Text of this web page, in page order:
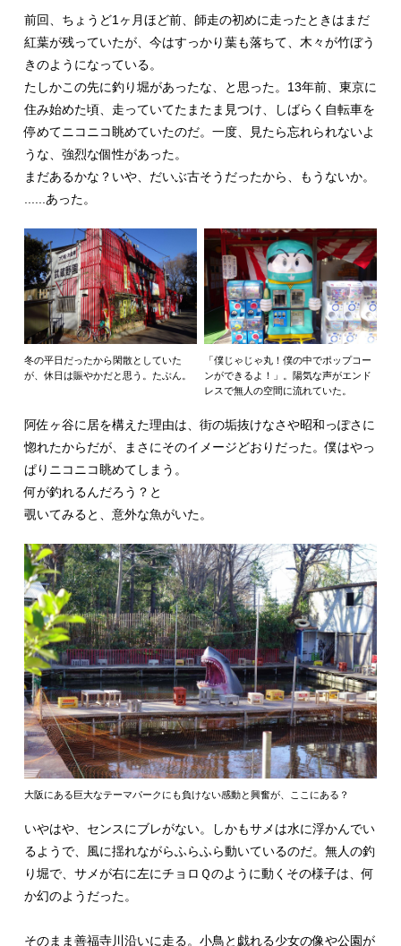
前回、ちょうど1ヶ月ほど前、師走の初めに走ったときはまだ
紅葉が残っていたが、今はすっかり葉も落ちて、木々が竹ぼう
きのようになっている。
たしかこの先に釣り堀があったな、と思った。13年前、東京に
住み始めた頃、走っていてたまたま見つけ、しばらく自転車を
停めてニコニコ眺めていたのだ。一度、見たら忘れられないよ
うな、強烈な個性があった。
まだあるかな？いや、だいぶ古そうだったから、もうないか。
......あった。
冬の平日だったから閑散としていた
が、休日は賑やかだと思う。たぶん。
「僕じゃじゃ丸！僕の中でポップコー
ンができるよ！」。陽気な声がエンド
レスで無人の空間に流れていた。
阿佐ヶ谷に居を構えた理由は、街の垢抜けなさや昭和っぽさに
惚れたからだが、まさにそのイメージどおりだった。僕はやっ
ぱりニコニコ眺めてしまう。
何が釣れるんだろう？と
覗いてみると、意外な魚がいた。
大阪にある巨大なテーマパークにも負けない感動と興奮が、ここにある？
いやはや、センスにブレがない。しかもサメは水に浮かんでい
るようで、風に揺れながらふらふら動いているのだ。無人の釣
り堀で、サメが右に左にチョロＱのように動くその様子は、何
か幻のようだった。
そのまま善福寺川沿いに走る。小鳥と戯れる少女の像や公園が